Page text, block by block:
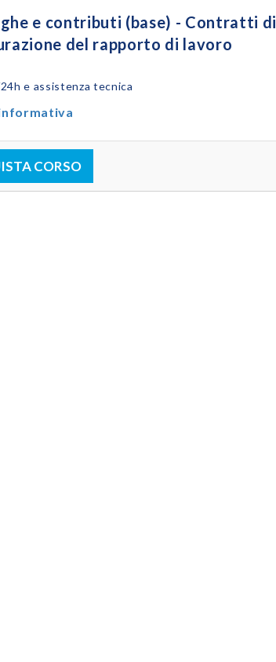
e contributi (base) - Contratti di
del rapporto di lavoro
e assistenza tecnica
CORSO